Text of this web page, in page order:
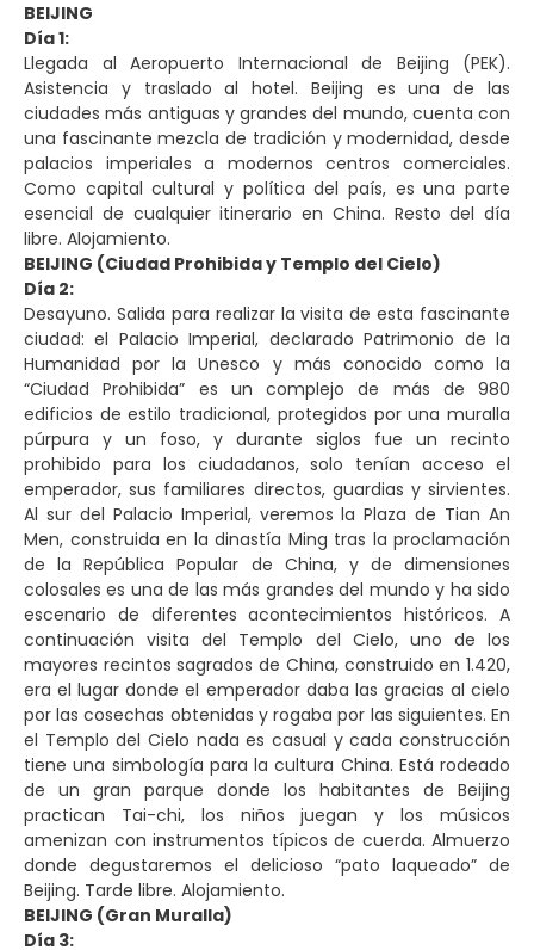
BEIJING
Día 1:
Llegada al Aeropuerto Internacional de Beijing (PEK).
Asistencia y traslado al hotel. Beijing es una de las
ciudades más antiguas y grandes del mundo, cuenta con
una fascinante mezcla de tradición y modernidad, desde
palacios imperiales a modernos centros comerciales.
Como capital cultural y política del país, es una parte
esencial de cualquier itinerario en China. Resto del día
libre. Alojamiento.
BEIJING (Ciudad Prohibida y Templo del Cielo)
Día 2:
Desayuno. Salida para realizar la visita de esta fascinante
ciudad: el Palacio Imperial, declarado Patrimonio de la
Humanidad por la Unesco y más conocido como la
“Ciudad Prohibida” es un complejo de más de 980
edificios de estilo tradicional, protegidos por una muralla
púrpura y un foso, y durante siglos fue un recinto
prohibido para los ciudadanos, solo tenían acceso el
emperador, sus familiares directos, guardias y sirvientes.
Al sur del Palacio Imperial, veremos la Plaza de Tian An
Men, construida en la dinastía Ming tras la proclamación
de la República Popular de China, y de dimensiones
colosales es una de las más grandes del mundo y ha sido
escenario de diferentes acontecimientos históricos. A
continuación visita del Templo del Cielo, uno de los
mayores recintos sagrados de China, construido en 1.420,
era el lugar donde el emperador daba las gracias al cielo
por las cosechas obtenidas y rogaba por las siguientes. En
el Templo del Cielo nada es casual y cada construcción
tiene una simbología para la cultura China. Está rodeado
de un gran parque donde los habitantes de Beijing
practican Tai-chi, los niños juegan y los músicos
amenizan con instrumentos típicos de cuerda. Almuerzo
donde degustaremos el delicioso “pato laqueado” de
Beijing. Tarde libre. Alojamiento.
BEIJING (Gran Muralla)
Día 3: